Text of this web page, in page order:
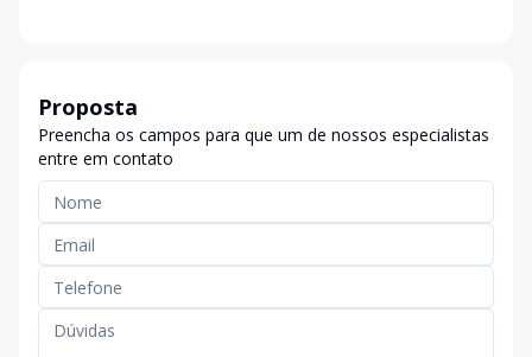
Proposta
Preencha os campos para que um de nossos especialistas
entre em contato